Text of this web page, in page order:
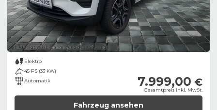
Bild zeigt Beispielabbildung des Fahrzeugs
Elektro
45 PS (33 kW)
Automatik
7.999,00 €
Gesamtpreis inkl. MwSt.
Fahrzeug ansehen